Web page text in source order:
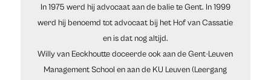
In 1975 werd hij advocaat aan de balie te Gent. In 1999
werd hij benoemd tot advocaat bij het Hof van Cassatie
en is dat nog altijd.
Willy van Eeckhoutte doceerde ook aan de Gent-Leuven
Management School en aan de KU Leuven (Leergang